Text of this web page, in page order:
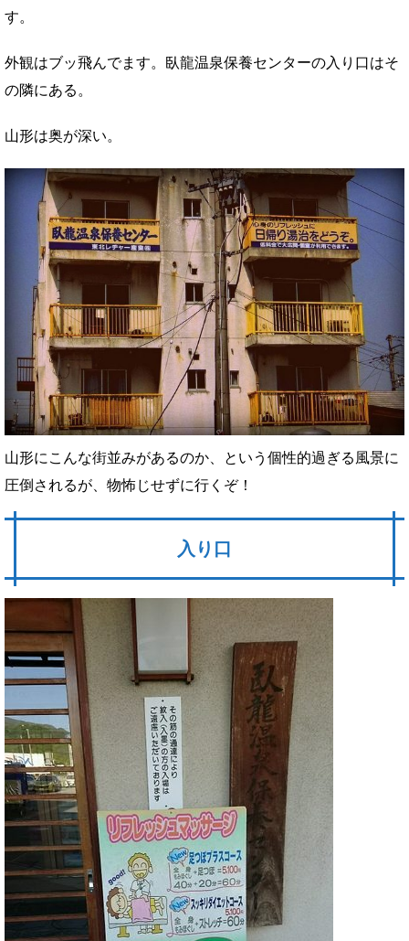
す。
外観はブッ飛んでます。臥龍温泉保養センターの入り口はそ
の隣にある。
山形は奥が深い。
山形にこんな街並みがあるのか、という個性的過ぎる風景に
圧倒されるが、物怖じせずに行くぞ！
入り口